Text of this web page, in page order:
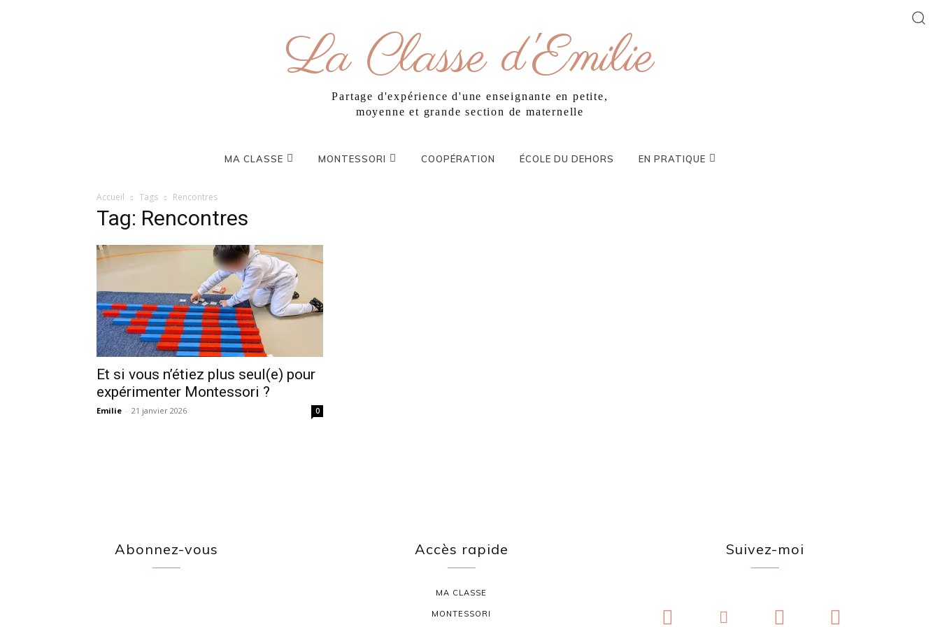
La Classe d'Emilie
Partage d'expérience d'une enseignante en petite,
moyenne et grande section de maternelle
MA CLASSE MONTESSORI COOPÉRATION ÉCOLE DU DEHORS EN PRATIQUE
Accueil Tags Rencontres
Tag: Rencontres
Et si vous n’étiez plus seul(e) pour
expérimenter Montessori ?
Emilie - 21 janvier 2026 0
Abonnez-vous Accès rapide
MA CLASSE
MONTESSORI
Suivez-moi